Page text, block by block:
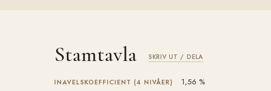
Stamtavla SKRIV UT / DELA
INAVELSKOEFFICIENT (4 NIVÅER) 1,56 %